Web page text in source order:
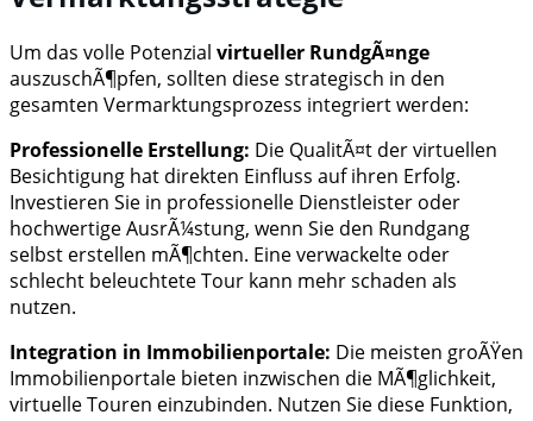
Um das volle Potenzial virtueller RundgÃ¤nge
auszuschÃ¶pfen, sollten diese strategisch in den
gesamten Vermarktungsprozess integriert werden:
Professionelle Erstellung: Die QualitÃ¤t der virtuellen
Besichtigung hat direkten Einfluss auf ihren Erfolg.
Investieren Sie in professionelle Dienstleister oder
hochwertige AusrÃ¼stung, wenn Sie den Rundgang
selbst erstellen mÃ¶chten. Eine verwackelte oder
schlecht beleuchtete Tour kann mehr schaden als
nutzen.
Integration in Immobilienportale: Die meisten groÃŸen
Immobilienportale bieten inzwischen die MÃ¶glichkeit,
virtuelle Touren einzubinden. Nutzen Sie diese Funktion,